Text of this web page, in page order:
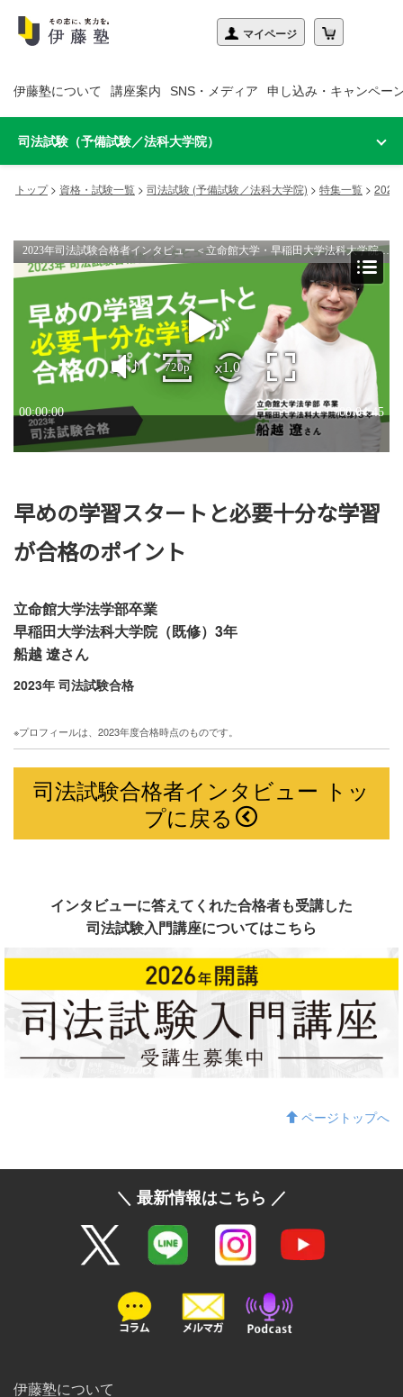
伊藤塾について 講座案内 SNS・メディア 申し込み・キャンペー
司法試験（予備試験／法科大学院）
トップ> 資格・試験一覧 > 司法試験 (予備試験／法科大学院) > 特集一覧 > 2023
早めの学習スタートと必要十分な学習
が合格のポイント
立命館大学法学部卒業
早稲田大学法科大学院（既修）3年
船越 遼さん
2023年 司法試験合格
※プロフィールは、2023年度合格時点のものです。
司法試験合格者インタビュー トッ
プに戻る
インタビューに答えてくれた合格者も受講した
司法試験入門講座についてはこちら
ページトップへ
＼ 最新情報はこちら ／
伊藤塾について